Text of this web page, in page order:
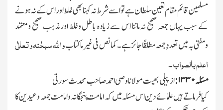
مسلمین قائم مقام تعین سلطان ہے تو اسے شرط نہ کہنا بھی غلط اور اس کے نہ ہونے
کے سبب یہاں جمعہ صحیح نہ ماننا اس سے زیادہ باطل وغلط اورمذہب صحیح ومعتمد
ومفتی بہ میں تعددِ جمعہ مطلقًا جائز ہے ۔ کما نص فی غیر ماکتابواﷲ سبحٰنہ وتعالٰی
اعلم بالصواب۔
مسئلہ۱۳۳۰ : از پیلی بھیت مولانا وصی احمد صاحب محدث سورتی
کیا فرماتے ہیں علمائے دین اس مسئلہ میں کہ امامت پنجگانہ وامامت جمعہ وعیدین کا